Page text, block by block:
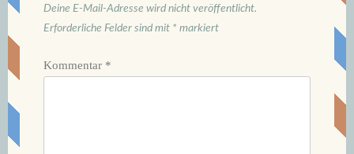
Deine E-Mail-Adresse wird nicht veröffentlicht.
Erforderliche Felder sind mit * markiert
Kommentar *